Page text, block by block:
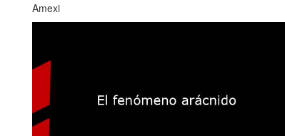
Amexi